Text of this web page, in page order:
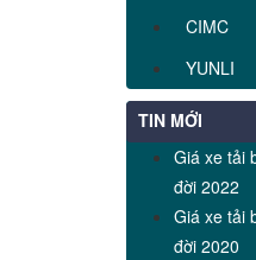
CIMC
YUNLI
TIN MỚI
Giá xe tải
đời 2022
Giá xe tải
đời 2020